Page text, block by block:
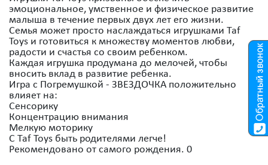
эмоциональное, умственное и физическое развитие
малыша в течение первых двух лет его жизни.
Семья может просто наслаждаться игрушками Taf
Toys и готовиться к множеству моментов любви,
радости и счастья со своим ребенком.
Каждая игрушка продумана до мелочей, чтобы
вносить вклад в развитие ребенка.
Игра с Погремушкой - ЗВЕЗДОЧКА положительно
влияет на:
Сенсорику
Концентрацию внимания
Мелкую моторику
С Taf Toys быть родителями легче!
Рекомендовано от самого рождения. 0